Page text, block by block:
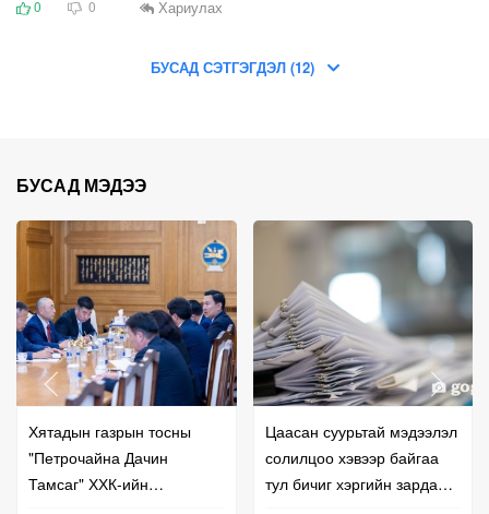
0 0 Хариулах
БУСАД СЭТГЭГДЭЛ (12)
БУСАД МЭДЭЭ
Хятадын газрын тосны
"Петрочайна Дачин
Тамсаг" ХХК-ийн
Цаасан суурьтай мэдээлэл
солилцоо хэвээр байгаа
тул бичиг хэргийн зардал